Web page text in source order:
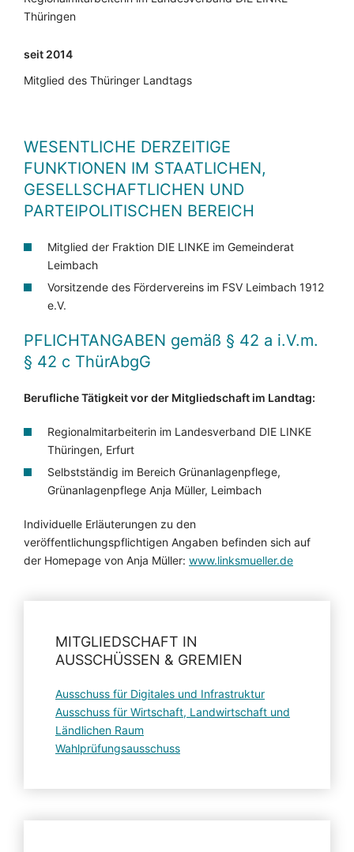
Thüringen
seit 2014
Mitglied des Thüringer Landtags
WESENTLICHE DERZEITIGE
FUNKTIONEN IM STAATLICHEN,
GESELLSCHAFTLICHEN UND
PARTEIPOLITISCHEN BEREICH
Mitglied der Fraktion DIE LINKE im Gemeinderat
Leimbach
Vorsitzende des Fördervereins im FSV Leimbach 1912
e.V.
PFLICHTANGABEN gemäß § 42 a i.V.m.
§ 42 c ThürAbgG
Berufliche Tätigkeit vor der Mitgliedschaft im Landtag:
Regionalmitarbeiterin im Landesverband DIE LINKE
Thüringen, Erfurt
Selbstständig im Bereich Grünanlagenpflege,
Grünanlagenpflege Anja Müller, Leimbach
Individuelle Erläuterungen zu den
veröffentlichungspflichtigen Angaben befinden sich auf
der Homepage von Anja Müller: www.linksmueller.de
MITGLIEDSCHAFT IN
AUSSCHÜSSEN & GREMIEN
Ausschuss für Digitales und Infrastruktur
Ausschuss für Wirtschaft, Landwirtschaft und
Ländlichen Raum
Wahlprüfungsausschuss